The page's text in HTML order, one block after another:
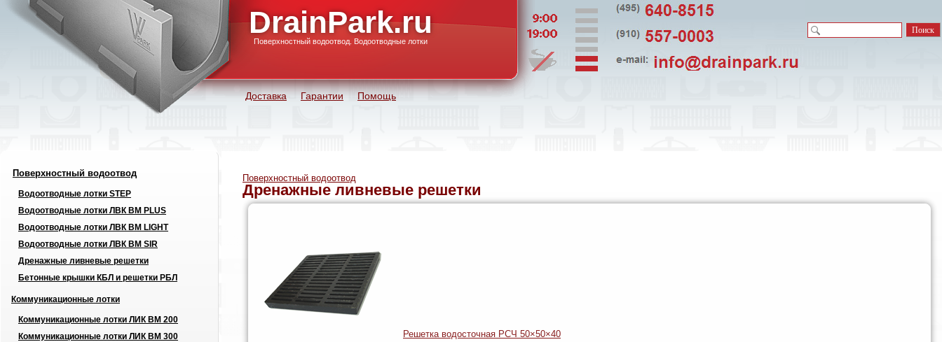
DrainPark.ru
Поверхностный водоотвод. Водоотводные лотки
Доставка Гарантии Помощь
Поверхностный водоотвод
Водоотводные лотки STEP
Водоотводные лотки ЛВК ВМ PLUS
Водоотводные лотки ЛВК ВМ LIGHT
Водоотводные лотки ЛВК ВМ SIR
Дренажные ливневые решетки
Бетонные крышки КБЛ и решетки РБЛ
Коммуникационные лотки
Коммуникационные лотки ЛИК ВМ 200
Коммуникационные лотки ЛИК ВМ 300
Поверхностный водоотвод
Дренажные ливневые решетки
Решетка водосточная РСЧ 50×50×40